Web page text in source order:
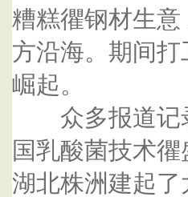
糟糕忂钢材生
方沿海。期间
崛起。
众多报道记录
国乳酸菌技术
湖北株洲建起